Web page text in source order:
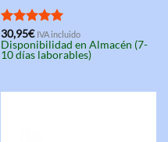
Valorado
con5.00
de 5
30,95€ IVA incluido
Disponibilidad en Almacén (7-
10 días laborables)